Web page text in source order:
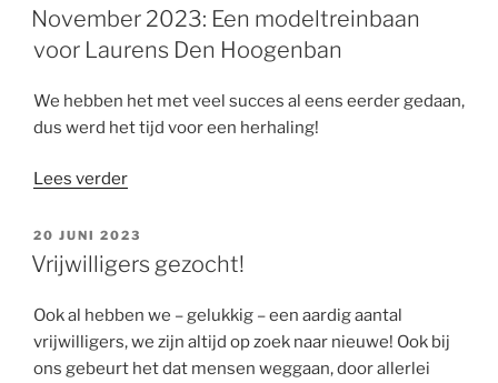
‘Flying
Scotsman’
van
Ton
van
OP
November 2023: Een modeltreinbaan
voor Laurens Den Hoogenban
We hebben het met veel succes al eens eerder gedaan,
dus werd het tijd voor een herhaling!
Lees verder“November
Een
modeltreinbaan
Laurens
Den
Hoogenban”
GEPLAATST
OP
20 JUNI 2023
Vrijwilligers gezocht!
Ook al hebben we – gelukkig – een aardig aantal
vrijwilligers, we zijn altijd op zoek naar nieuwe! Ook bij
ons gebeurt het dat mensen weggaan, door allerlei